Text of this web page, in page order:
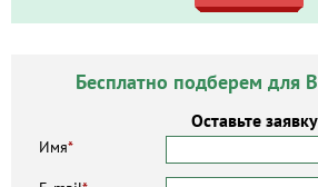
Бесплатно подберем для
Оставьте заявку
Имя*